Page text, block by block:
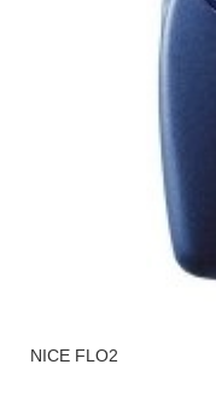
NICE FLO2